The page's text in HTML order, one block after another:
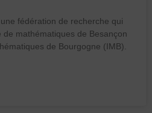
fédération de recherche qui
mathématiques de Besançon
de Bourgogne (IMB).